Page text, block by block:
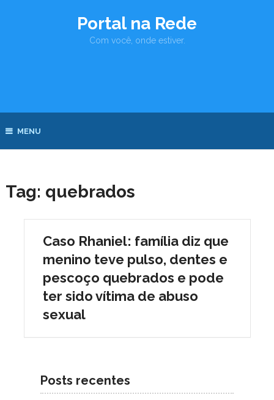
Portal na Rede
Com você, onde estiver.
MENU
Tag: quebrados
Caso Rhaniel: família diz que
menino teve pulso, dentes e
pescoço quebrados e pode
ter sido vítima de abuso
sexual
Posts recentes